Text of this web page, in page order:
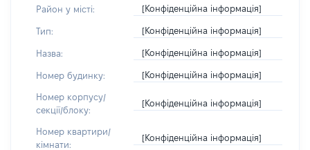
Район у місті: [Конфіденційна інформація]
Тип: [Конфіденційна інформація]
Назва: [Конфіденційна інформація]
Номер будинку: [Конфіденційна інформація]
Номер корпусу/
секції/блоку:
[Конфіденційна інформація]
Номер квартири/
кімнати:
[Конфіденційна інформація]